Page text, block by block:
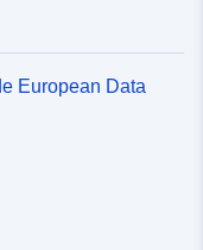
European Data